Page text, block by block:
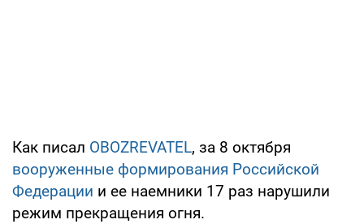
Как писал OBOZREVATEL, за 8 октября
вооруженные формирования Российской
Федерации и ее наемники 17 раз нарушили
режим прекращения огня.